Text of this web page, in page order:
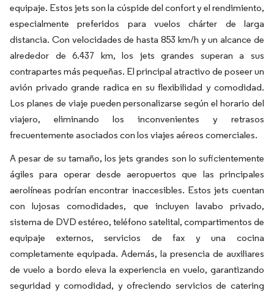
equipaje. Estos jets son la cúspide del confort y el rendimiento,
especialmente preferidos para vuelos chárter de larga
distancia. Con velocidades de hasta 853 km/h y un alcance de
alrededor de 6.437 km, los jets grandes superan a sus
contrapartes más pequeñas. El principal atractivo de poseer un
avión privado grande radica en su flexibilidad y comodidad.
Los planes de viaje pueden personalizarse según el horario del
viajero, eliminando los inconvenientes y retrasos
frecuentemente asociados con los viajes aéreos comerciales.
A pesar de su tamaño, los jets grandes son lo suficientemente
ágiles para operar desde aeropuertos que las principales
aerolíneas podrían encontrar inaccesibles. Estos jets cuentan
con lujosas comodidades, que incluyen lavabo privado,
sistema de DVD estéreo, teléfono satelital, compartimentos de
equipaje externos, servicios de fax y una cocina
completamente equipada. Además, la presencia de auxiliares
de vuelo a bordo eleva la experiencia en vuelo, garantizando
seguridad y comodidad, y ofreciendo servicios de catering